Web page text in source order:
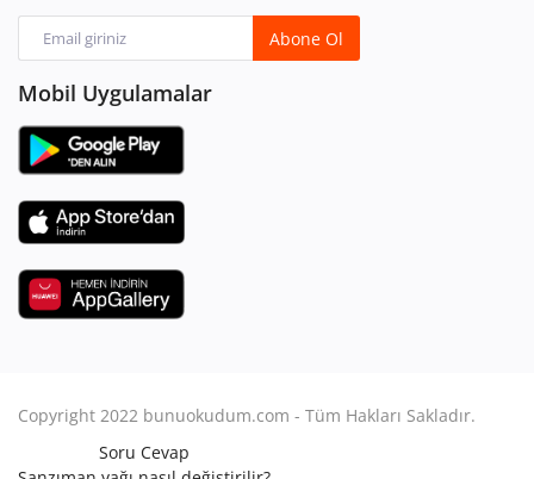
Abone Ol
Mobil Uygulamalar
Copyright 2022 bunuokudum.com - Tüm Hakları Sakladır.
Soru Cevap